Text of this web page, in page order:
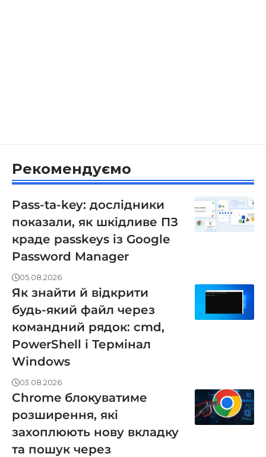
Рекомендуємо
Pass-ta-key: дослідники
показали, як шкідливе ПЗ
краде passkeys із Google
Password Manager
05.08.2026
Як знайти й відкрити
будь-який файл через
командний рядок: cmd,
PowerShell і Термінал
Windows
03.08.2026
Chrome блокуватиме
розширення, які
захоплюють нову вкладку
та пошук через